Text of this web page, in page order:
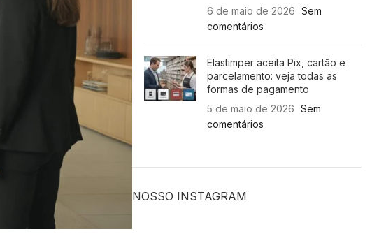
6 de maio de 2026 Sem
comentários
Elastimper aceita Pix, cartão e
parcelamento: veja todas as
formas de pagamento
5 de maio de 2026 Sem
comentários
NOSSO INSTAGRAM